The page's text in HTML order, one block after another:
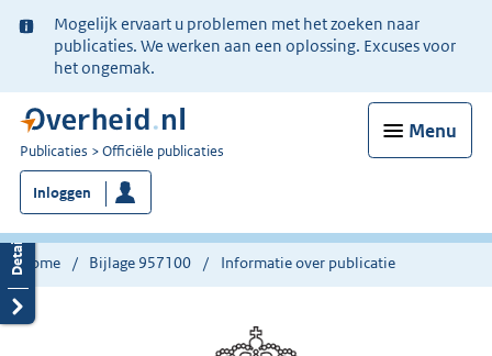
Ter
informatie:
Mogelijk ervaart u problemen met het zoeken naar
publicaties. We werken aan een oplossing. Excuses voor
het ongemak.
Menu
U
bent
nu
hier:
Publicaties Officiële publicaties
Inloggen
Home Bijlage 957100 Informatie over publicatie